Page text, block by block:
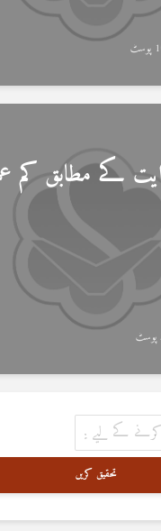
کے مطابق کم
تحقیق کریں